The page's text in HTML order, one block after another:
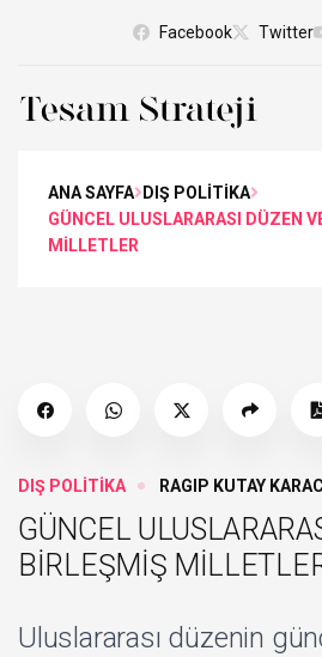
Facebook Twitter
ANA SAYFA
DIŞ POLİTİKA
GÜNCEL ULUSLARARASI DÜZEN
MİLLETLER
DIŞ POLİTİKA RAGIP KUTAY
GÜNCEL
BİRLEŞMİŞ
Uluslararası düzenin